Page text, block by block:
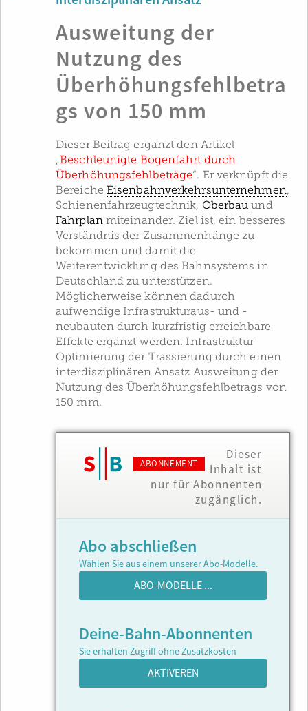
Ausweitung der
Nutzung des
Überhöhungsfehlbetra
gs von 150 mm
Dieser Beitrag ergänzt den Artikel
„Beschleunigte Bogenfahrt durch
Überhöhungsfehlbeträge“. Er verknüpft die
Bereiche Eisenbahnverkehrsunternehmen,
Schienenfahrzeugtechnik, Oberbau und
Fahrplanmiteinander. Ziel ist, ein besseres
Verständnis der Zusammenhänge zu
bekommen und damit die
Weiterentwicklung des Bahnsystems in
Deutschland zu unterstützen.
Möglicherweise können dadurch
aufwendige Infrastrukturaus- und -
neubauten durch kurzfristig erreichbare
Effekte ergänzt werden. Infrastruktur
Optimierung der Trassierung durch einen
interdisziplinären Ansatz Ausweitung der
Nutzung des Überhöhungsfehlbetrags von
150 mm.
ABONNEMENT
Dieser
Inhalt ist
nur für Abonnenten
zugänglich.
Abo abschließen
Wählen Sie aus einem unserer Abo-Modelle.
ABO-MODELLE ...
Deine-Bahn-Abonnenten
Sie erhalten Zugriff ohne Zusatzkosten
AKTIVEREN